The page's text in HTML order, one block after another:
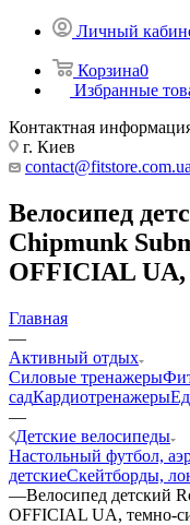
Личный
Корзина0
Избранные
Контактная
г. Киев
contact@fitstore.com.ua
Велосипед
Chipmunk
OFFICIAL UA,
Главная
—
Активный отдых
Силовые тренажеры
садКардиотренажеры
—
Детские велосипеды
Настольный футбол,
детскиеСкейтборды,
—Велосипед детский
OFFICIAL UA, темно-